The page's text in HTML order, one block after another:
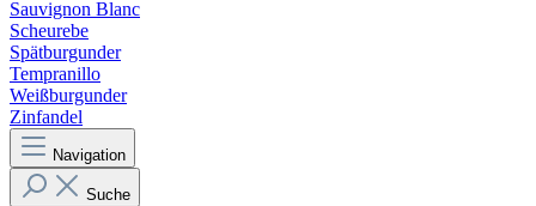
Sauvignon Blanc
Scheurebe
Spätburgunder
Tempranillo
Weißburgunder
Zinfandel
Navigation
Suche